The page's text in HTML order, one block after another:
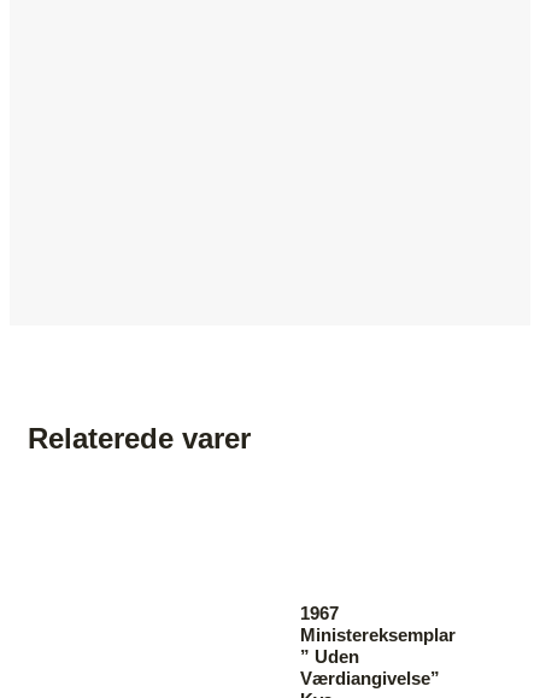
Relaterede varer
1967
Ministereksemplar
” Uden
Værdiangivelse”